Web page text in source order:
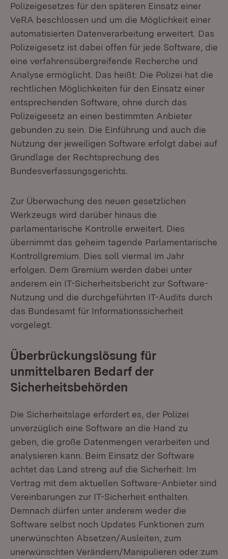
Polizeigesetzes für den späteren Einsatz einer
VeRA beschlossen und um die Möglichkeit einer
automatisierten Datenverarbeitung erweitert. Das
Polizeigesetz ist dabei offen für jede Software, die
eine verfahrensübergreifende Recherche und
Analyse ermöglicht. Das heißt: Die Polizei hat die
rechtlichen Möglichkeiten für den Einsatz einer
entsprechenden Software, ohne durch das
Polizeigesetz an einen bestimmten Anbieter
gebunden zu sein. Die Einführung und auch die
Nutzung der jeweiligen Software erfolgt dabei auf
Grundlage der Rechtsprechung des
Bundesverfassungsgerichts.
Zur Überwachung des neuen gesetzlichen
Werkzeugs wird darüber hinaus die
parlamentarische Kontrolle erweitert. Dies
übernimmt das geheim tagende Parlamentarische
Kontrollgremium. Dies soll viermal im Jahr
erfolgen. Dem Gremium werden dabei unter
anderem ein IT-Sicherheitsbericht zur Software-
Nutzung und die durchgeführten IT-Audits durch
das Bundesamt für Informationssicherheit
vorgelegt.
Überbrückungslösung für
unmittelbaren Bedarf der
Sicherheitsbehörden
Die Sicherheitslage erfordert es, der Polizei
unverzüglich eine Software an die Hand zu
geben, die große Datenmengen verarbeiten und
analysieren kann. Beim Einsatz der Software
achtet das Land streng auf die Sicherheit: Im
Vertrag mit dem aktuellen Software-Anbieter sind
Vereinbarungen zur IT-Sicherheit enthalten.
Demnach dürfen unter anderem weder die
Software selbst noch Updates Funktionen zum
unerwünschten Absetzen/Ausleiten, zum
unerwünschten Verändern/Manipulieren oder zum